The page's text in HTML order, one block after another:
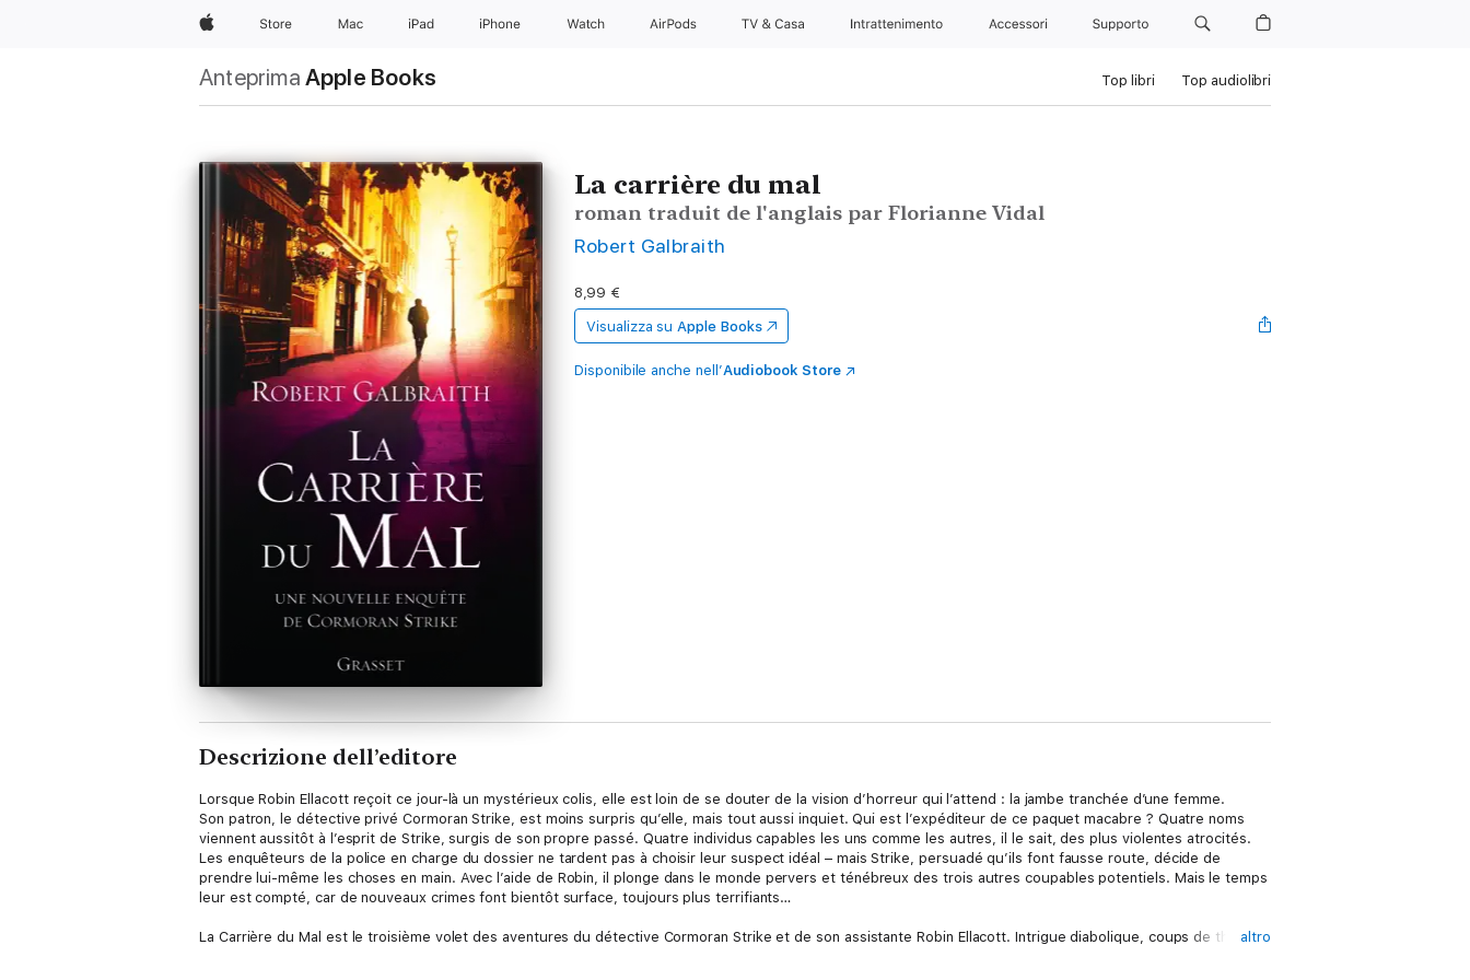
AppleStore Mac iPad iPhone Watch AirPods TV & Casa Intrattenimento Accessori Supporto
Anteprima Apple Books Top libri Top audiolibri
La carrière du mal
roman traduit de l'anglais par Florianne Vidal
Robert Galbraith
8,99 €
Visualizza su Apple Books
Disponibile anche nell’Audiobook Store
Descrizione dell’editore
Lorsque Robin Ellacott reçoit ce jour-là un mystérieux colis, elle est loin de se douter de la vision d’horreur qui l’attend : la jambe tranchée d’une femme.
Son patron, le détective privé Cormoran Strike, est moins surpris qu’elle, mais tout aussi inquiet. Qui est l’expéditeur de ce paquet macabre ? Quatre noms
viennent aussitôt à l’esprit de Strike, surgis de son propre passé. Quatre individus capables les uns comme les autres, il le sait, des plus violentes atrocités.
Les enquêteurs de la police en charge du dossier ne tardent pas à choisir leur suspect idéal – mais Strike, persuadé qu’ils font fausse route, décide de
prendre lui-même les choses en main. Avec l’aide de Robin, il plonge dans le monde pervers et ténébreux des trois autres coupables potentiels. Mais le temps
leur est compté, car de nouveaux crimes font bientôt surface, toujours plus terrifiants…
La Carrière du Mal est le troisième volet des aventures du détective Cormoran Strike et de son assistante Robin Ellacott. Intrigue diabolique, coups de théâtre
altro